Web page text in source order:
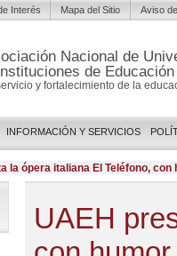
Nacional de
de
y fortalecimiento de la
INFORMACIÓN Y SERVICIOS
Interés Mapa del Sitio Aviso
la ópera italiana El Teléfono,
UAEH